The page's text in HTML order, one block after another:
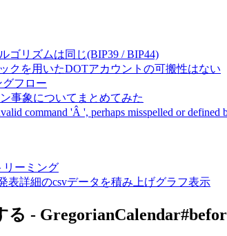
ゴリズムは同じ(BIP39 / BIP44)
クを用いたDOTアカウントの可搬性はない
グフロー
事象についてまとめてみた
command 'Â ', perhaps misspelled or defined
リーミング
表詳細のcsvデータを積み上げグラフ表示
-